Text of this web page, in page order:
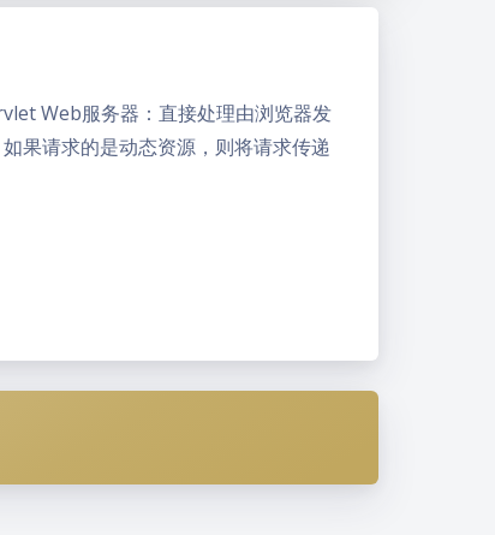
Web服务器：直接处理由浏览器发
果请求的是动态资源，则将请求传递